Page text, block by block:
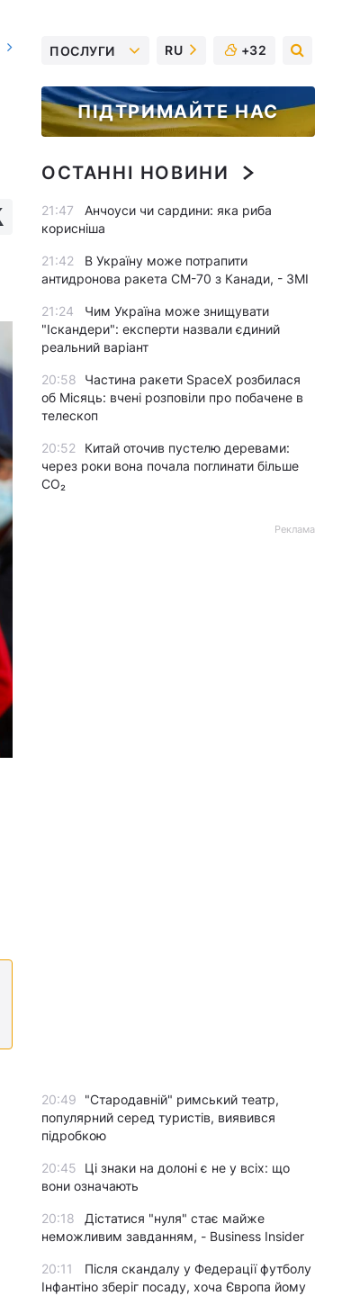
ПОСЛУГИ RU +32
ПІДТРИМАЙТЕ НАС
ОСТАННІ НОВИНИ
21:47
Анчоуси чи сардини: яка риба
корисніша
21:42
В Україну може потрапити
антидронова ракета CM-70 з Канади, - ЗМІ
21:24
Чим Україна може знищувати
"Іскандери": експерти назвали єдиний
реальний варіант
20:58
Частина ракети SpaceX розбилася
об Місяць: вчені розповіли про побачене в
телескоп
20:52
Китай оточив пустелю деревами:
через роки вона почала поглинати більше
CO₂
Реклама
20:49
"Стародавній" римський театр,
популярний серед туристів, виявився
підробкою
20:45
Ці знаки на долоні є не у всіх: що
вони означають
20:18
Дістатися "нуля" стає майже
неможливим завданням, - Business Insider
20:11
Після скандалу у Федерації футболу
Інфантіно зберіг посаду, хоча Європа йому